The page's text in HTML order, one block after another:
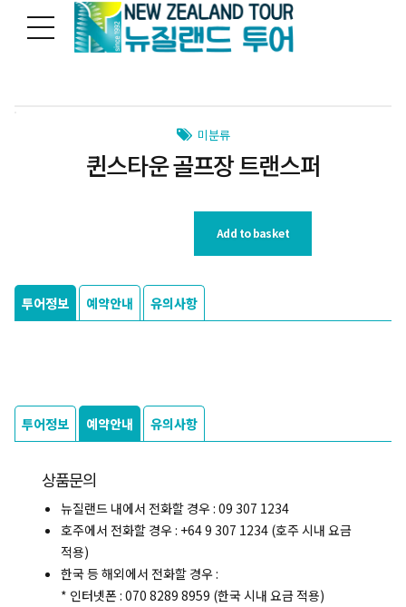
미분류
퀸스타운 골프장 트랜스퍼
Add to basket
투어정보 예약안내 유의사항
투어정보 예약안내 유의사항
상품문의
뉴질랜드 내에서 전화할 경우 : 09 307 1234
호주에서 전화할 경우 : +64 9 307 1234 (호주 시내 요금
적용)
한국 등 해외에서 전화할 경우 :
* 인터넷폰 : 070 8289 8959 (한국 시내 요금 적용)